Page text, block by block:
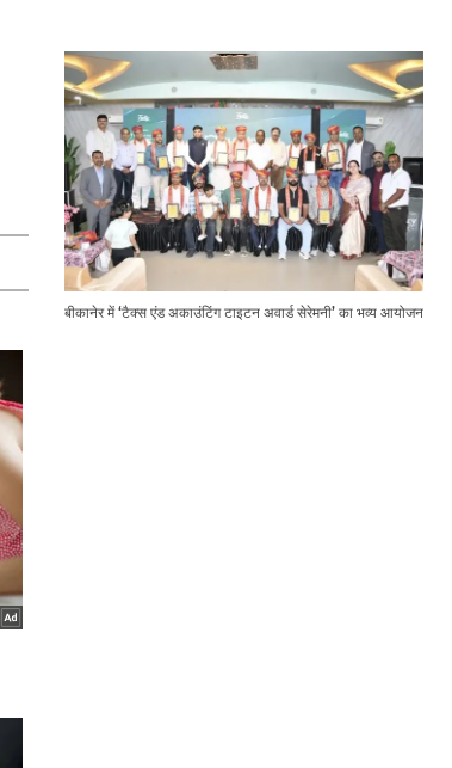
बीकानेर में ‘टैक्स एंड अकाउंटिंग टाइटन अवार्ड सेरेमनी’ का भव्य आयोजन